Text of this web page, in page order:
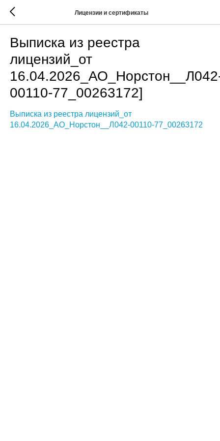
Лицензии и сертификаты
Выписка из реестра
лицензий_от
00110-77_00263172]
Выписка из реестра лицензий_от
16.04.2026_АО_Норстон__Л042-00110-77_00263172